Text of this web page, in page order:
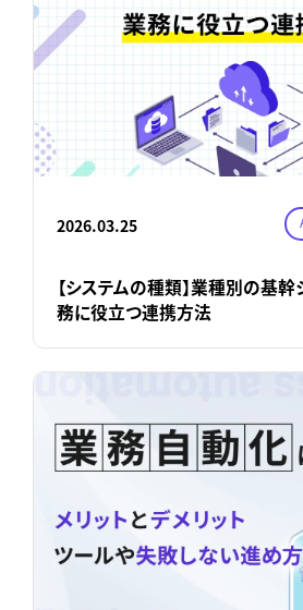
2026.03.25
【システムの種類】業種別の基
務に役立つ連携方法